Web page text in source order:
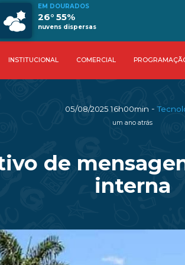
EM DOURADOS
26° 55%
nuvens dispersas
INSTITUCIONAL COMERCIAL
05/08/2025 16h00min -
um ano atrás
de
interna